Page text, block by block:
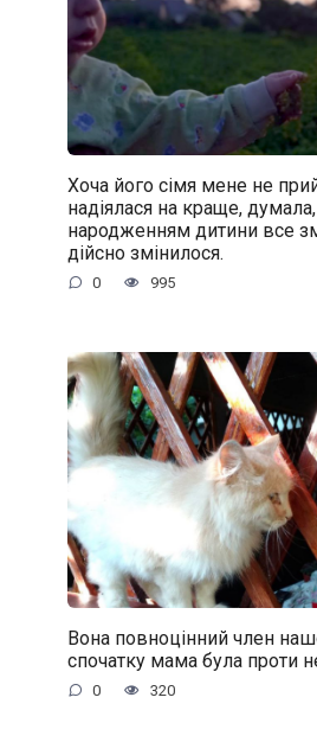
Хоча його сімя мене не
надіялася на краще,
народженням дитини все
дійсно змінилося.
0 995
Вона повноцінний член
спочатку мама була проти
0 320